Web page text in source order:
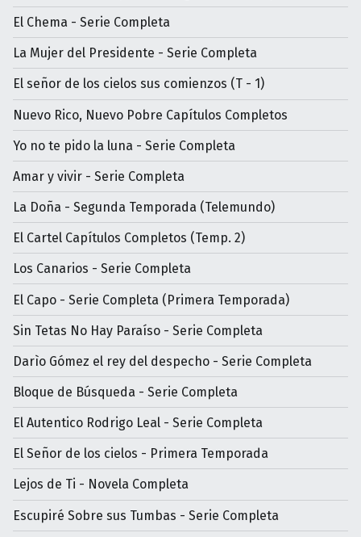
El Chema - Serie Completa
La Mujer del Presidente - Serie Completa
El señor de los cielos sus comienzos (T - 1)
Nuevo Rico, Nuevo Pobre Capítulos Completos
Yo no te pido la luna - Serie Completa
Amar y vivir - Serie Completa
La Doña - Segunda Temporada (Telemundo)
El Cartel Capítulos Completos (Temp. 2)
Los Canarios - Serie Completa
El Capo - Serie Completa (Primera Temporada)
Sin Tetas No Hay Paraíso - Serie Completa
Darìo Gómez el rey del despecho - Serie Completa
Bloque de Búsqueda - Serie Completa
El Autentico Rodrigo Leal - Serie Completa
El Señor de los cielos - Primera Temporada
Lejos de Ti - Novela Completa
Escupiré Sobre sus Tumbas - Serie Completa